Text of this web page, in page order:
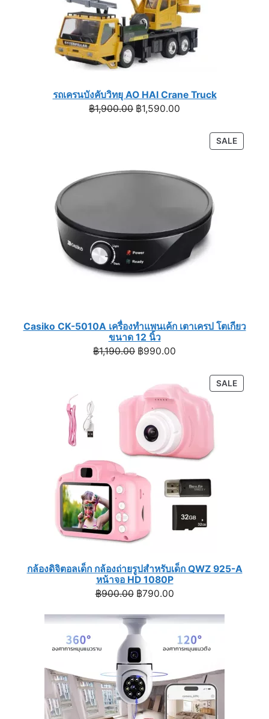
รถเครนบังคับวิทยุ AO HAI Crane Truck
฿1,900.00 Original
฿1,590.00
฿1,590.00.
SALE
ON
Casiko CK-5010A เครื่องทำแพนเค้ก เตาเครป โตเกียว
ขนาด 12 นิ้ว
฿1,190.00 Original
฿1,190.00.
฿990.00
฿990.00.
SALE
ON
กล้องดิจิตอลเด็ก กล้องถ่ายรูปสำหรับเด็ก QWZ 925-A
หน้าจอ HD 1080P
฿900.00 Original
was:
฿900.00.
฿790.00Current
is:
฿790.00.